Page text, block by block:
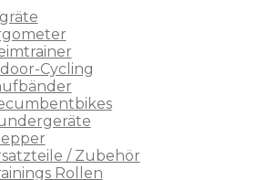
Cycling
/ Zubehör
Rollen